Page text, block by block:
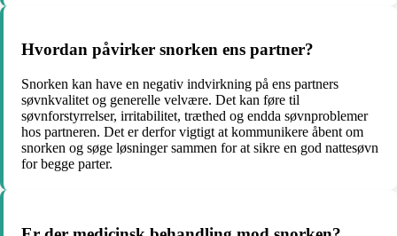
Hvordan påvirker snorken ens partner?
Snorken kan have en negativ indvirkning på ens partners
søvnkvalitet og generelle velvære. Det kan føre til
søvnforstyrrelser, irritabilitet, træthed og endda søvnproblemer
hos partneren. Det er derfor vigtigt at kommunikere åbent om
snorken og søge løsninger sammen for at sikre en god nattesøvn
for begge parter.